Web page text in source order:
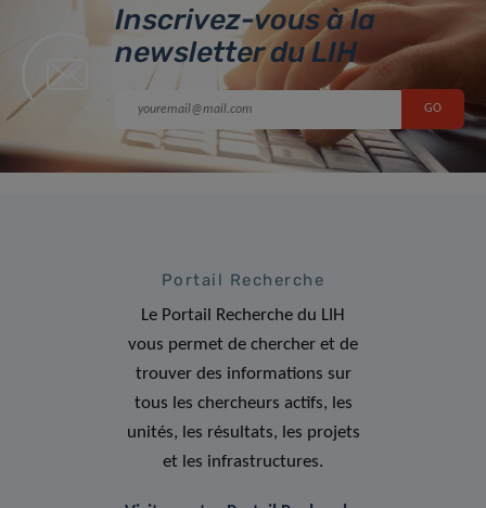
Inscrivez-vous à la
newsletter du LIH
Portail Recherche
Le Portail Recherche du LIH
vous permet de chercher et de
trouver des informations sur
tous les chercheurs actifs, les
unités, les résultats, les projets
et les infrastructures.